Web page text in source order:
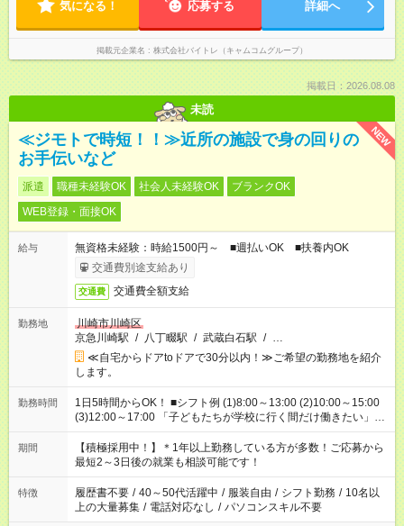
気になる！ 応募する 詳細へ
掲載元企業名 株式会社バイトレ（キャムコムグループ）
掲載日：2026.08.08
未読
NEW
≪ジモトで時短！！≫近所の施設で身の回りの
お手伝いなど
派遣 職種未経験OK 社会人未経験OK
ブランクOK
WEB登録・面接OK
給与
無資格未経験：時給1500円～ ■週払いOK ■扶養内OK
交通費別途支給あり
交通費 交通費全額支給
勤務地
川崎市川崎区
京急川崎駅 / 八丁畷駅 / 武蔵白石駅 / …
≪自宅からドアtoドアで30分以内！≫ご希望の勤務地を紹介
します。
勤務時間
1日5時間からOK！ ■シフト例 (1)8:00～13:00 (2)10:00～15:00
(3)12:00～17:00 「子どもたちが学校に行く間だけ働きたい」
「余裕を持って夕飯の準備がしたい」 「午前中は働いて、午後
はプライベートの時間にしたい」 など、ご希望を教えてくださ
いね。 ※Wワーク希望の方へ 今ご覧のお仕事で希望する勤務時
間と、もう1つのお仕事の勤務時間。 合計で週40時間を超える
場合は応募できません。
期間
【積極採用中！】＊1年以上勤務している方が多数！ご応募から
最短2～3日後の就業も相談可能です！
特徴 履歴書不要 / 40～50代活躍中 / 服装自由 / シフト勤務 / 10名以
上の大量募集 / 電話対応なし / パソコンスキル不要